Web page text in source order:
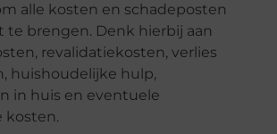
alle kosten en schadeposten
te brengen. Denk hierbij aan
revalidatiekosten, verlies
huishoudelijke hulp,
in huis en eventuele
kosten.